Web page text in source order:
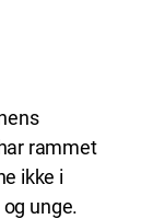
rammet
ikke i
unge.